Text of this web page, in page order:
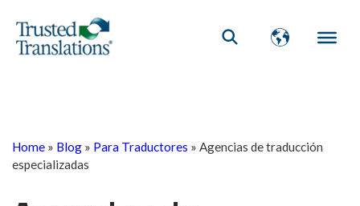
Home » Blog » Para Traductores » Agencias de traducción
especializadas